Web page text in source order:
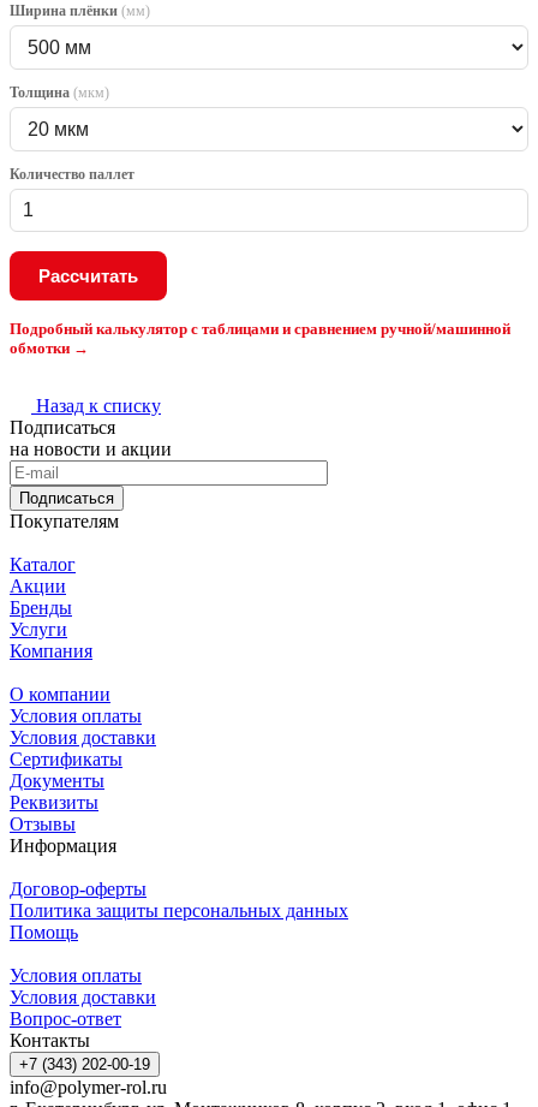
Ширина плёнки (мм)
Толщина (мкм)
Количество паллет
Рассчитать
Подробный калькулятор с таблицами и сравнением ручной/машинной
обмотки →
Назад к списку
Подписаться
на новости и акции
Подписаться
Покупателям
Каталог
Акции
Бренды
Услуги
Компания
О компании
Условия оплаты
Условия доставки
Сертификаты
Документы
Реквизиты
Отзывы
Информация
Договор-оферты
Политика защиты персональных данных
Помощь
Условия оплаты
Условия доставки
Вопрос-ответ
Контакты
+7 (343) 202-00-19
info@polymer-rol.ru